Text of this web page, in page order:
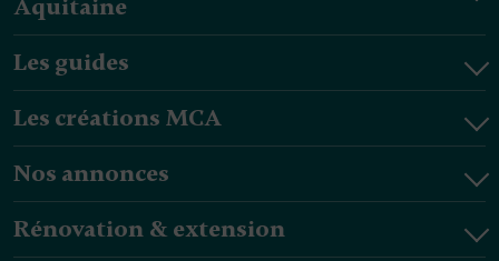
Aquitaine
Les guides
Les créations MCA
Nos annonces
Rénovation & extension